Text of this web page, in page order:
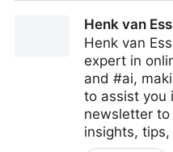
AmsterdammerHenk van
Henk van
expert in
and #ai,
to assist you
newsletter to
insights,